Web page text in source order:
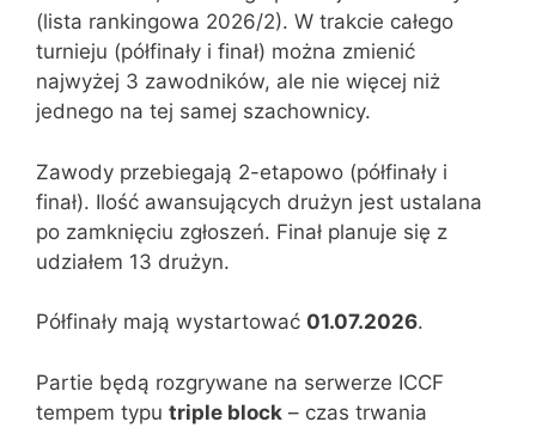
(lista rankingowa 2026/2). W trakcie całego
turnieju (półfinały i finał) można zmienić
najwyżej 3 zawodników, ale nie więcej niż
jednego na tej samej szachownicy.
Zawody przebiegają 2-etapowo (półfinały i
finał). Ilość awansujących drużyn jest ustalana
po zamknięciu zgłoszeń. Finał planuje się z
udziałem 13 drużyn.
Półfinały mają wystartować 01.07.2026.
Partie będą rozgrywane na serwerze ICCF
tempem typu triple block – czas trwania